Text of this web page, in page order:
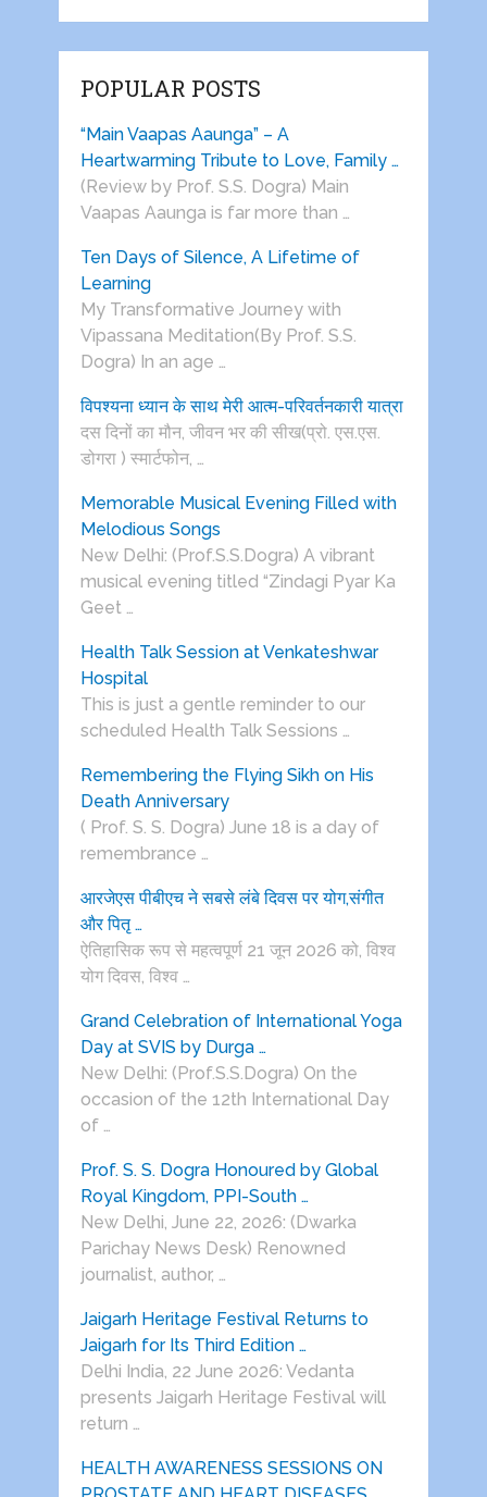
POPULAR POSTS
“Main Vaapas Aaunga” – A
Heartwarming Tribute to Love, Family …
(Review by Prof. S.S. Dogra) Main
Vaapas Aaunga is far more than …
Ten Days of Silence, A Lifetime of
Learning
My Transformative Journey with
Vipassana Meditation(By Prof. S.S.
Dogra) In an age …
विपश्यना ध्यान के साथ मेरी आत्म-परिवर्तनकारी यात्रा
दस दिनों का मौन, जीवन भर की सीख(प्रो. एस.एस.
डोगरा ) स्मार्टफोन, …
Memorable Musical Evening Filled with
Melodious Songs
New Delhi: (Prof.S.S.Dogra) A vibrant
musical evening titled “Zindagi Pyar Ka
Geet …
Health Talk Session at Venkateshwar
Hospital
This is just a gentle reminder to our
scheduled Health Talk Sessions …
Remembering the Flying Sikh on His
Death Anniversary
( Prof. S. S. Dogra) June 18 is a day of
remembrance …
आरजेएस पीबीएच ने सबसे लंबे दिवस पर योग,संगीत
और पितृ …
ऐतिहासिक रूप से महत्वपूर्ण 21 जून 2026 को, विश्व
योग दिवस, विश्व …
Grand Celebration of International Yoga
Day at SVIS by Durga …
New Delhi: (Prof.S.S.Dogra) On the
occasion of the 12th International Day
of …
Prof. S. S. Dogra Honoured by Global
Royal Kingdom, PPI-South …
New Delhi, June 22, 2026: (Dwarka
Parichay News Desk) Renowned
journalist, author, …
Jaigarh Heritage Festival Returns to
Jaigarh for Its Third Edition …
Delhi India, 22 June 2026: Vedanta
presents Jaigarh Heritage Festival will
return …
HEALTH AWARENESS SESSIONS ON